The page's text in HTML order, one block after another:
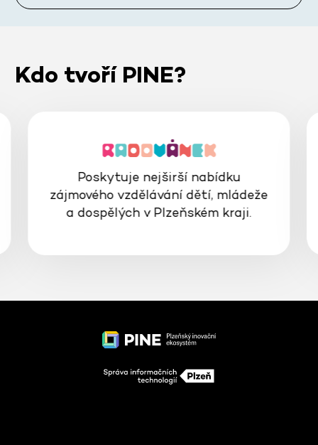
Kdo tvoří PINE?
Poskytuje nejširší nabídku
zájmového vzdělávání dětí, mládeže
a dospělých v Plzeňském kraji.